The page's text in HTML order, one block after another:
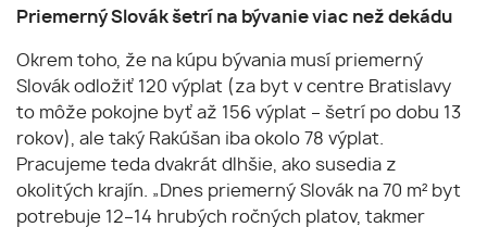
Priemerný Slovák šetrí na bývanie viac než dekádu
Okrem toho, že na kúpu bývania musí priemerný
Slovák odložiť 120 výplat (za byt v centre Bratislavy
to môže pokojne byť až 156 výplat – šetrí po dobu 13
rokov), ale taký Rakúšan iba okolo 78 výplat.
Pracujeme teda dvakrát dlhšie, ako susedia z
okolitých krajín. „Dnes priemerný Slovák na 70 m² byt
potrebuje 12–14 hrubých ročných platov, takmer